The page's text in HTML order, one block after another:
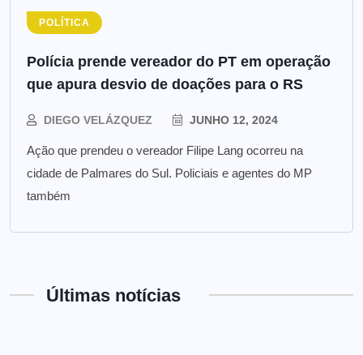
POLÍTICA
Polícia prende vereador do PT em operação
que apura desvio de doações para o RS
DIEGO VELÁZQUEZ JUNHO 12, 2024
Ação que prendeu o vereador Filipe Lang ocorreu na
cidade de Palmares do Sul. Policiais e agentes do MP
também
Últimas notícias